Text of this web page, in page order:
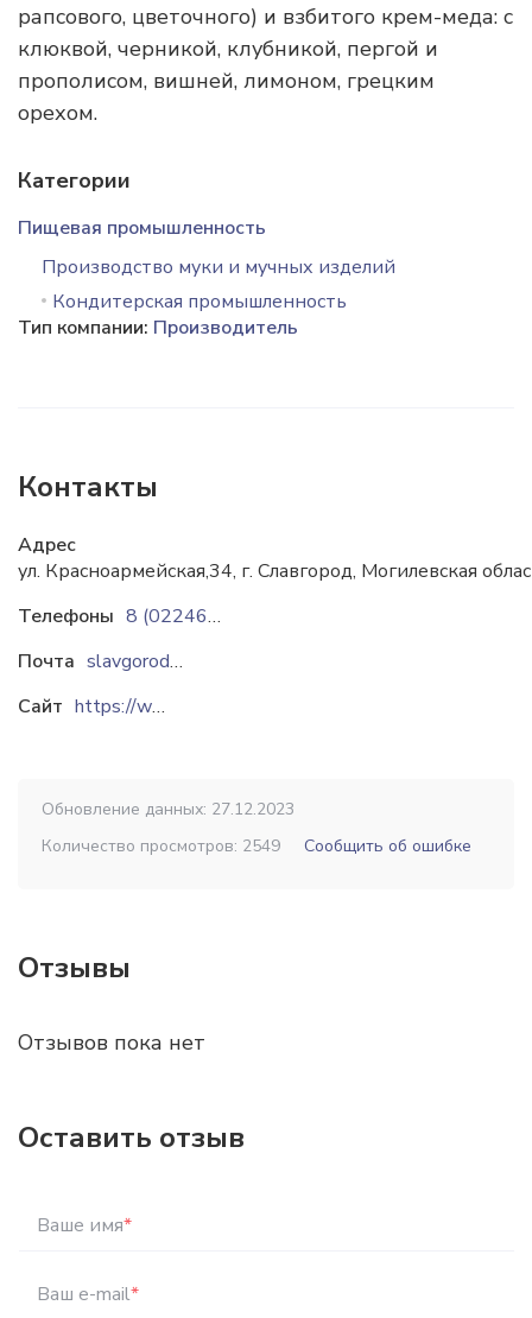
рапсового, цветочного) и взбитого крем-меда: с
клюквой, черникой, клубникой, пергой и
прополисом, вишней, лимоном, грецким
орехом.
Категории
Пищевая промышленность
Производство муки и мучных изделий
Кондитерская промышленность
Тип компании: Производитель
Контакты
Адрес
ул. Красноармейская,34, г. Славгород, Могилевская
Телефоны
8 (02246) 7-82-80
Почта
slavgorod@zefir.by
Сайт
https://www.zefir.by
Обновление данных: 27.12.2023
Количество просмотров: 2549
Сообщить об ошибке
Отзывы
Отзывов пока нет
Оставить отзыв
Ваше имя*
Ваш e-mail*